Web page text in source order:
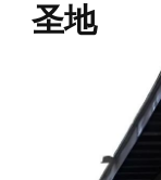
圣地